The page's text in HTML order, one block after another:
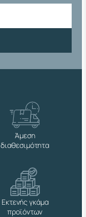
Άμεση
διαθεσιμότητα
Εκτενής γκάμα
προϊόντων